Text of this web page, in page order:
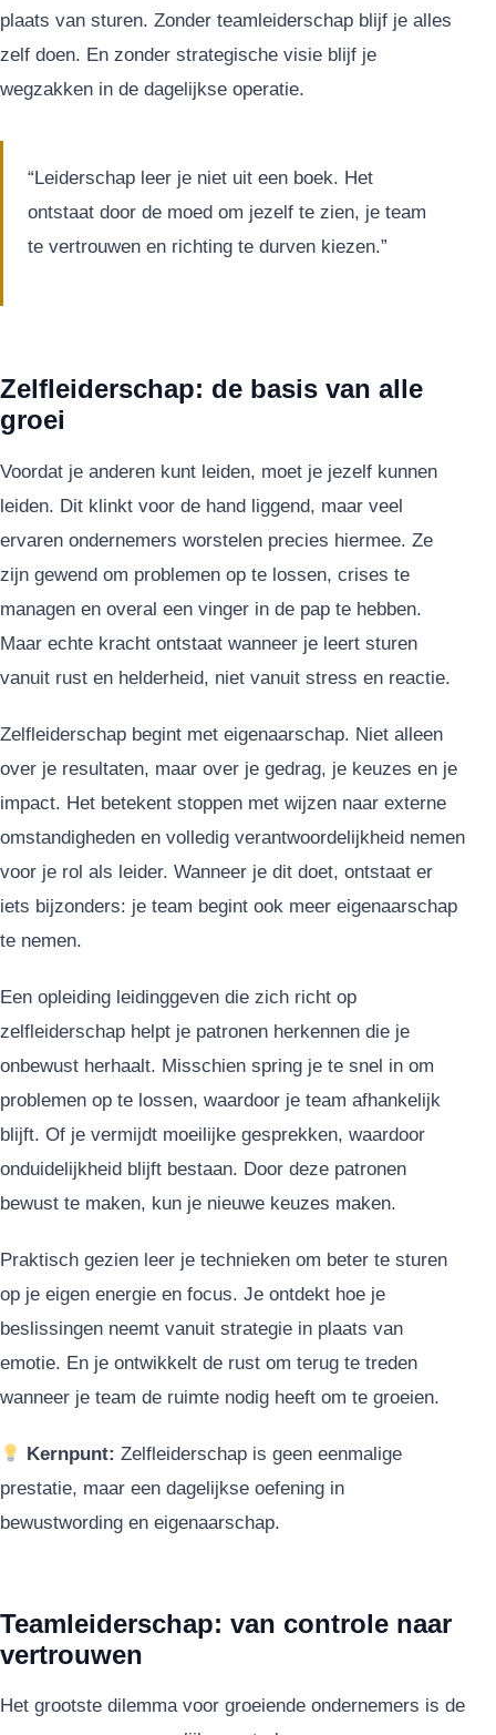
plaats van sturen. Zonder teamleiderschap blijf je alles
zelf doen. En zonder strategische visie blijf je
wegzakken in de dagelijkse operatie.
“Leiderschap leer je niet uit een boek. Het
ontstaat door de moed om jezelf te zien, je team
te vertrouwen en richting te durven kiezen.”
Zelfleiderschap: de basis van alle
groei
Voordat je anderen kunt leiden, moet je jezelf kunnen
leiden. Dit klinkt voor de hand liggend, maar veel
ervaren ondernemers worstelen precies hiermee. Ze
zijn gewend om problemen op te lossen, crises te
managen en overal een vinger in de pap te hebben.
Maar echte kracht ontstaat wanneer je leert sturen
vanuit rust en helderheid, niet vanuit stress en reactie.
Zelfleiderschap begint met eigenaarschap. Niet alleen
over je resultaten, maar over je gedrag, je keuzes en je
impact. Het betekent stoppen met wijzen naar externe
omstandigheden en volledig verantwoordelijkheid nemen
voor je rol als leider. Wanneer je dit doet, ontstaat er
iets bijzonders: je team begint ook meer eigenaarschap
te nemen.
Een opleiding leidinggeven die zich richt op
zelfleiderschap helpt je patronen herkennen die je
onbewust herhaalt. Misschien spring je te snel in om
problemen op te lossen, waardoor je team afhankelijk
blijft. Of je vermijdt moeilijke gesprekken, waardoor
onduidelijkheid blijft bestaan. Door deze patronen
bewust te maken, kun je nieuwe keuzes maken.
Praktisch gezien leer je technieken om beter te sturen
op je eigen energie en focus. Je ontdekt hoe je
beslissingen neemt vanuit strategie in plaats van
emotie. En je ontwikkelt de rust om terug te treden
wanneer je team de ruimte nodig heeft om te groeien.
Kernpunt: Zelfleiderschap is geen eenmalige
prestatie, maar een dagelijkse oefening in
bewustwording en eigenaarschap.
Teamleiderschap: van controle naar
vertrouwen
Het grootste dilemma voor groeiende ondernemers is de